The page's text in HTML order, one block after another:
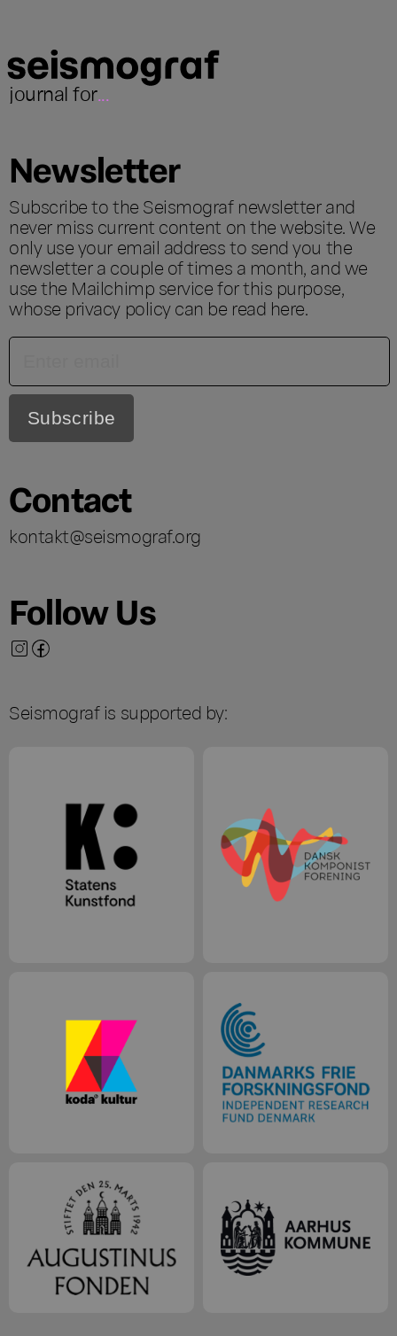
journal for...
Newsletter
Subscribe to the Seismograf newsletter and
never miss current content on the website. We
only use your email address to send you the
newsletter a couple of times a month, and we
use the Mailchimp service for this purpose,
whose privacy policy can be read here.
Contact
kontakt@seismograf.org
Follow Us
Seismograf is supported by: